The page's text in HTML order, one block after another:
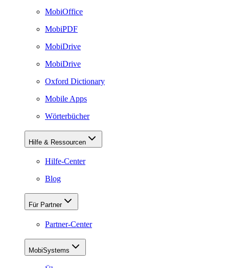
MobiOffice
MobiPDF
MobiDrive
MobiDrive
Oxford Dictionary
Mobile Apps
Wörterbücher
Hilfe & Ressourcen
Hilfe-Center
Blog
Für Partner
Partner-Center
MobiSystems